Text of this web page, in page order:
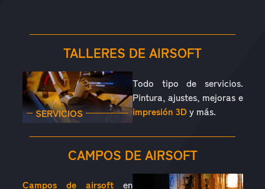
TALLERES DE AIRSOFT
SERVICIOS
Todo tipo de servicios.
Pintura, ajustes, mejoras e
impresión 3D y más.
CAMPOS DE AIRSOFT
Campos de airsoften